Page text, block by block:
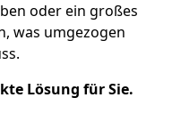
oder ein großes
was umgezogen
Lösung für Sie.